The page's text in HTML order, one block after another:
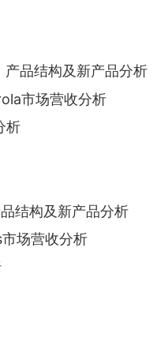
品结构及新产品分析
市场营收分析
析
结构及新产品分析
场营收分析